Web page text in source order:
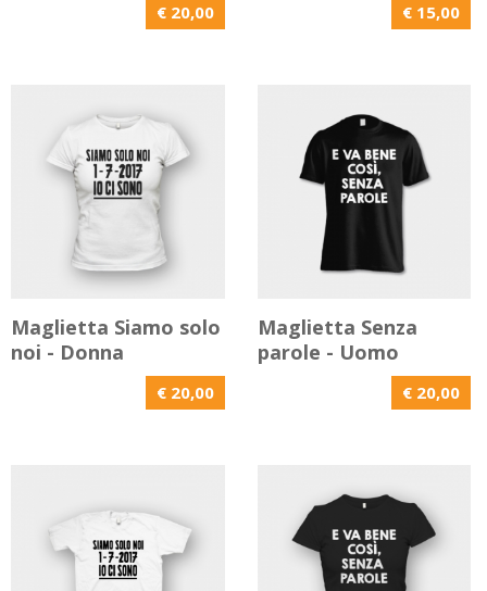
€ 20,00 € 15,00
Maglietta Siamo solo
noi - Donna
€ 20,00
Maglietta Senza
parole - Uomo
€ 20,00